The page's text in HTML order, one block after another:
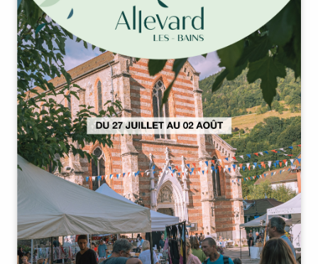
Exposition temporaire - L'avant de l'après
Alpage en musique